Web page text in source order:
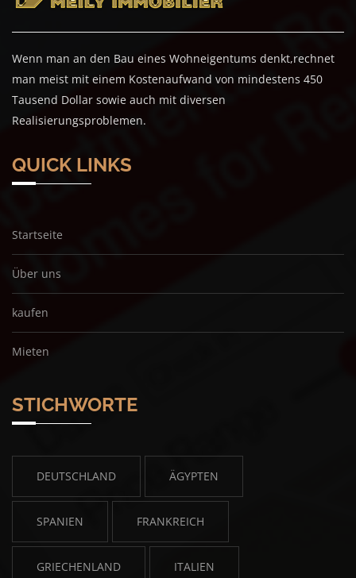
Wenn man an den Bau eines Wohneigentums denkt,rechnet
man meist mit einem Kostenaufwand von mindestens 450
Tausend Dollar sowie auch mit diversen
Realisierungsproblemen.
QUICK LINKS
Startseite
Über uns
kaufen
Mieten
STICHWORTE
DEUTSCHLAND ÄGYPTEN
SPANIEN FRANKREICH
GRIECHENLAND ITALIEN